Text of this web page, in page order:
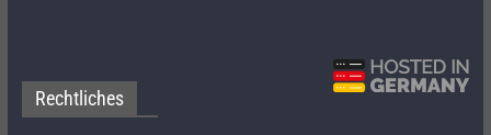
Rechtliches